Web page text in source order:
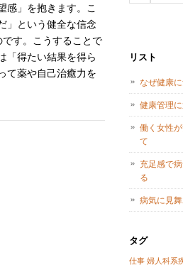
感」を抱きます。こ
」という健全な信念
す。こうすることで
「得たい結果を得ら
て薬や自己治癒力を
リスト
なぜ健康
健康管理
働く女性
て
充足感で
る
病気に見
タグ
仕事 婦人科系